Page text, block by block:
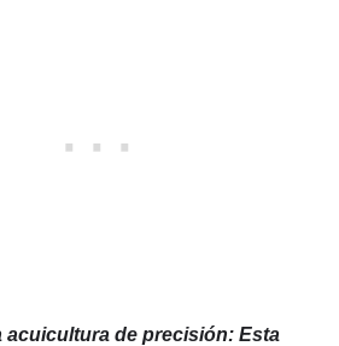
acuicultura de precisión: Esta